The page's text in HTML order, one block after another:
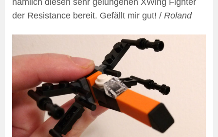
nämlich diesen sehr gelungenen XWing Fighter
der Resistance bereit. Gefällt mir gut! / Roland